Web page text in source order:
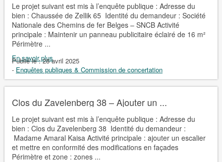
Le projet suivant est mis à l’enquête publique : Adresse du
bien : Chaussée de Zellik 65 Identité du demandeur : Société
Nationale des Chemins de fer Belges – SNCB Activité
principale : Maintenir un panneau publicitaire éclairé de 16 m²
Périmètre ...
En savoir plus
Publié le :28 avril 2025
- Enquêtes publiques & Commission de concertation
Clos du Zavelenberg 38 – Ajouter un ...
Le projet suivant est mis à l’enquête publique : Adresse du
bien : Clos du Zavelenberg 38 Identité du demandeur :
Madame Amaral Kaisa Activité principale : ajouter un escalier
et mettre en conformité des modifications en façades
Périmètre et zone : zones ...